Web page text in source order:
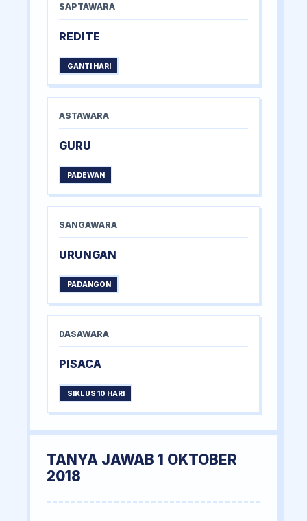
SAPTAWARA
REDITE
GANTI HARI
ASTAWARA
GURU
PADEWAN
SANGAWARA
URUNGAN
PADANGON
DASAWARA
PISACA
SIKLUS 10 HARI
TANYA JAWAB 1 OKTOBER
2018